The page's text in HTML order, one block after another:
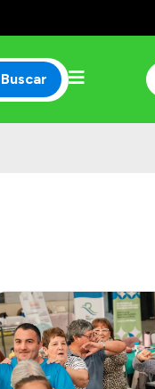
Buscar